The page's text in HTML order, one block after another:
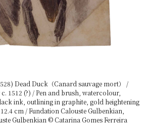
Dead Duck（Canard sauvage mort） /
1512 (?) / Pen and brush, watercolour,
ink, outlining in graphite, gold heightening
cm / Fundation Calouste Gulbenkian,
Gulbenkian © Catarina Gomes Ferreira